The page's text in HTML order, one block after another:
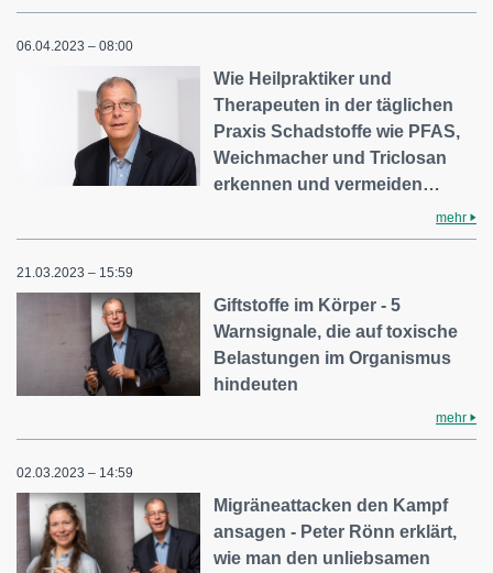
06.04.2023 – 08:00
Wie Heilpraktiker und
Therapeuten in der täglichen
Praxis Schadstoffe wie PFAS,
Weichmacher und Triclosan
erkennen und vermeiden…
mehr
21.03.2023 – 15:59
Giftstoffe im Körper - 5
Warnsignale, die auf toxische
Belastungen im Organismus
hindeuten
mehr
02.03.2023 – 14:59
Migräneattacken den Kampf
ansagen - Peter Rönn erklärt,
wie man den unliebsamen